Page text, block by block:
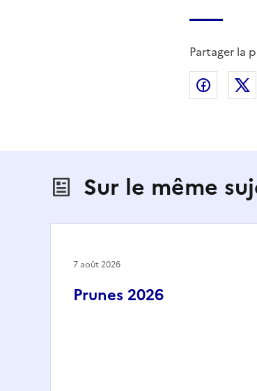
Partager la
Sur le même
Prunes 2026
7 août 2026